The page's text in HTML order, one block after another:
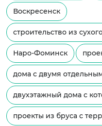
Воскресенск
строительство из
Наро-Фоминск
дома с двумя
двухэтажный дома с
проекты из бруса с